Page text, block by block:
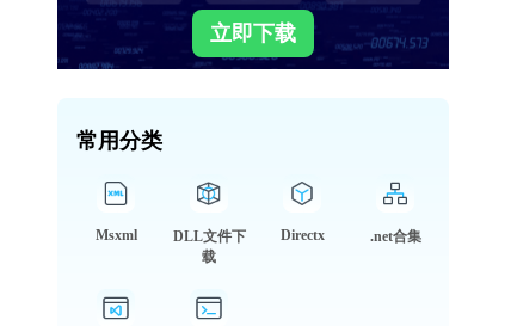
立即下载
常用分类
Msxml
DLL文件下
载
Directx .net合集